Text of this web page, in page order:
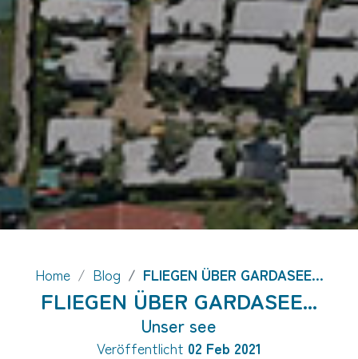
Home Blog FLIEGEN ÜBER GARDASEE...
FLIEGEN ÜBER GARDASEE...
Unser see
Veröffentlicht 02 Feb 2021